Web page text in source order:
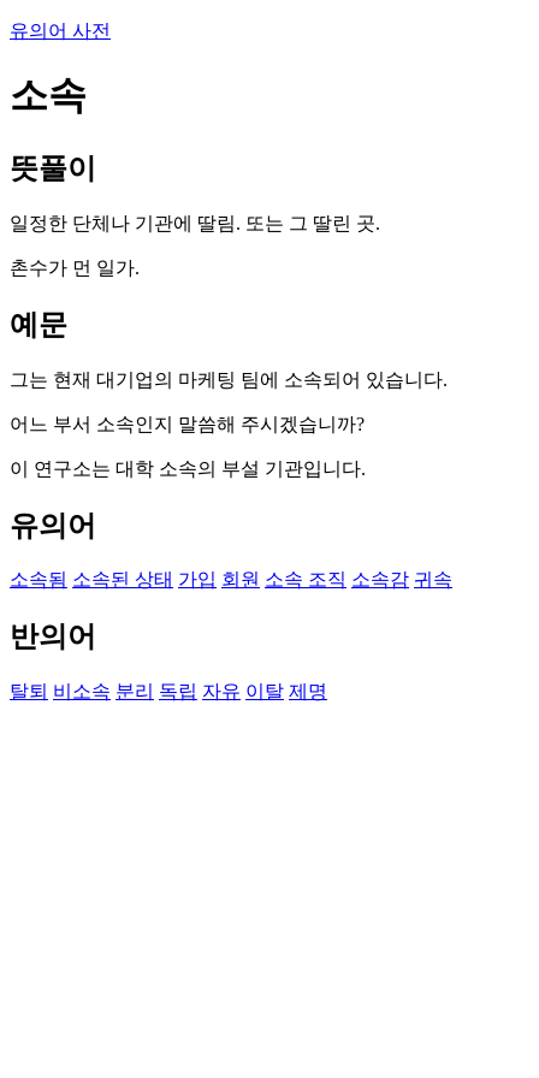
유의어 사전
소속
뜻풀이
일정한 단체나 기관에 딸림. 또는 그 딸린 곳.
촌수가 먼 일가.
예문
그는 현재 대기업의 마케팅 팀에 소속되어 있습니다.
어느 부서 소속인지 말씀해 주시겠습니까?
이 연구소는 대학 소속의 부설 기관입니다.
유의어
소속됨 소속된 상태 가입 회원 소속 조직 소속감 귀속
반의어
탈퇴 비소속 분리 독립 자유 이탈 제명